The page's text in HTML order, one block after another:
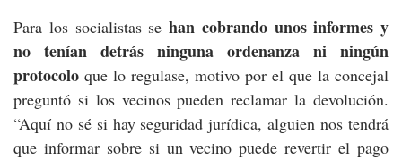
Para los socialistas se han cobrando unos informes y
no tenían detrás ninguna ordenanza ni ningún
protocolo que lo regulase, motivo por el que la concejal
preguntó si los vecinos pueden reclamar la devolución.
“Aquí no sé si hay seguridad jurídica, alguien nos tendrá
que informar sobre si un vecino puede revertir el pago